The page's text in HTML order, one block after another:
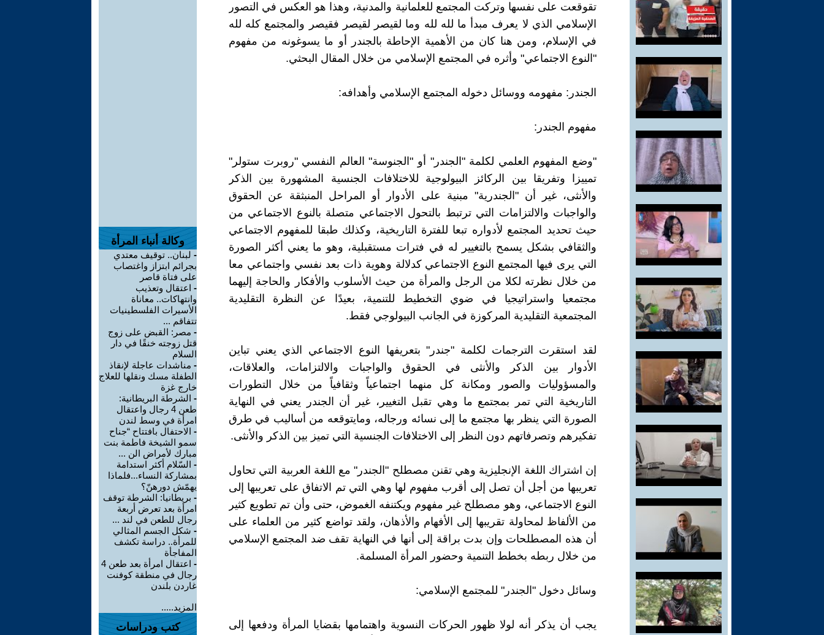
تقوقعت على نفسها وتركت المجتمع للعلمانية والمدنية، وهذا هو العكس في التصور
الإسلامي الذي لا يعرف مبدأ ما لله لله وما لقيصر لقيصر فقيصر والمجتمع كله لله
في الإسلام، ومن هنا كان من الأهمية الإحاطة بالجندر أو ما يسوغونه من مفهوم
"النوع الاجتماعي" وأثره في المجتمع الإسلامي من خلال المقال البحثي.
الجندر: مفهومه ووسائل دخوله المجتمع الإسلامي وأهدافه:
مفهوم الجندر:
"وضع المفهوم العلمي لكلمة "الجندر" أو "الجنوسة" العالم النفسي "روبرت ستولر"
تمييزا وتفريقا بين الركائز البيولوجية للاختلافات الجنسية المشهورة بين الذكر
والأنثى، غير أن "الجندرية" مبنية على الأدوار أو المراحل المنبثقة عن الحقوق
والواجبات والالتزامات التي ترتبط بالتحول الاجتماعي متصلة بالنوع الاجتماعي من
حيث تحديد المجتمع لأدواره تبعا للفترة التاريخية، وكذلك طبقا للمفهوم الاجتماعي
والثقافي بشكل يسمح بالتغيير له في فترات مستقبلية، وهو ما يعني أكثر الصورة
التي يرى فيها المجتمع النوع الاجتماعي كدلالة وهوية ذات بعد نفسي واجتماعي معا
من خلال نظرته لكلا من الرجل والمرأة من حيث الأسلوب والأفكار والحاجة إليهما
مجتمعيا واستراتيجيا في ضوي التخطيط للتنمية، بعيدًا عن النظرة التقليدية
المجتمعية التقليدية المركوزة في الجانب البيولوجي فقط.
لقد استقرت الترجمات لكلمة "جندر" بتعريفها النوع الاجتماعي الذي يعني تباين
الأدوار بين الذكر والأنثى في الحقوق والواجبات والالتزامات، والعلاقات،
والمسؤوليات والصور ومكانة كل منهما اجتماعياً وثقافياً من خلال التطورات
التاريخية التي تمر بمجتمع ما وهي تقبل التغيير، غير أن الجندر يعني في النهاية
الصورة التي ينظر بها مجتمع ما إلى نسائه ورجاله، ومايتوقعه من أساليب في طرق
تفكيرهم وتصرفاتهم دون النظر إلى الاختلافات الجنسية التي تميز بين الذكر والأنثى.
إن اشتراك اللغة الإنجليزية وهي تقنن مصطلح "الجندر" مع اللغة العربية التي تحاول
تعريبها من أجل أن تصل إلى أقرب مفهوم لها وهي التي تم الاتفاق على تعريبها إلى
النوع الاجتماعي، وهو مصطلح غير مفهوم ويكتنفه الغموض، حتى وأن تم تطويع كثير
من الألفاظ لمحاولة تقريبها إلى الأفهام والأذهان، ولقد تواضع كثير من العلماء على
أن هذه المصطلحات وإن بدت براقة إلى أنها في النهاية تقف ضد المجتمع الإسلامي
من خلال ربطه بخطط التنمية وحضور المرأة المسلمة.
وسائل دخول "الجندر" للمجتمع الإسلامي:
يجب أن يذكر أنه لولا ظهور الحركات النسوية واهتمامها بقضايا المرأة ودفعها إلى
وكالة أنباء المرأة
- لبنان.. توقيف معتدي
بجرائم ابتزاز واغتصاب
على فتاة قاصر
- اعتقال وتعذيب
وانتهاكات.. معاناة
الأسيرات الفلسطينيات
تتفاقم ...
- مصر: القبض على زوج
قتل زوجته خنقًا في دار
السلام
- مناشدات عاجلة لإنقاذ
الطفلة مسك ونقلها للعلاج
خارج غزة
- الشرطة البريطانية:
طعن 4 رجال واعتقال
امرأة في وسط لندن
- الاحتفال بافتتاح “جناح
سمو الشيخة فاطمة بنت
مبارك لأمراض الن ...
- السّلام أكثر استدامة
بمشاركة النساء...فلماذا
يهمّش دورهنّ؟
- بريطانيا: الشرطة توقف
امرأة بعد تعرض أربعة
رجال للطعن في لند ...
- شكل الجسم المثالي
للمرأة.. دراسة تكشف
المفاجأة
-
اعتقال امرأة بعد طعن 4
رجال في منطقة كوفنت
غاردن بلندن
المزيد.....
كتب ودراسات